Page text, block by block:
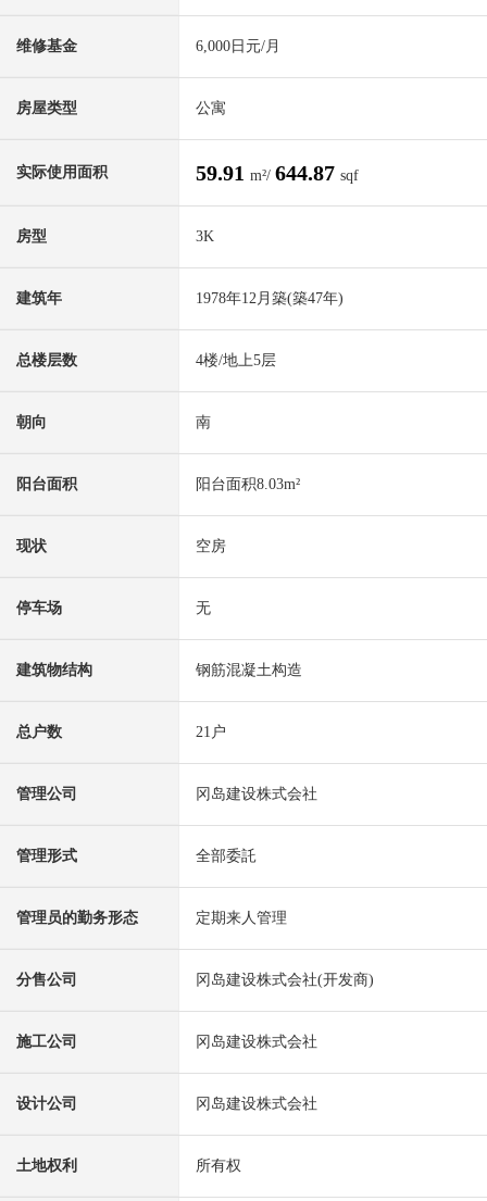
维修基金 6,000日元/月
房屋类型 公寓
实际使用面积 59.91 m²/ 644.87 sqf
房型 3K
建筑年 1978年12月築(築47年)
总楼层数 4楼/地上5层
朝向 南
阳台面积 阳台面积8.03m²
现状 空房
停车场 无
建筑物结构 钢筋混凝土构造
总户数 21户
管理公司 冈岛建设株式会社
管理形式 全部委託
管理员的勤务形态 定期来人管理
分售公司 冈岛建设株式会社(开发商)
施工公司 冈岛建设株式会社
设计公司 冈岛建设株式会社
土地权利 所有权